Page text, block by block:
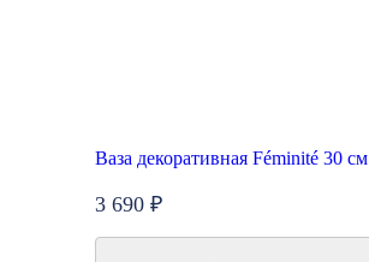
Ваза декоративная Féminité 30 см
3 690 ₽